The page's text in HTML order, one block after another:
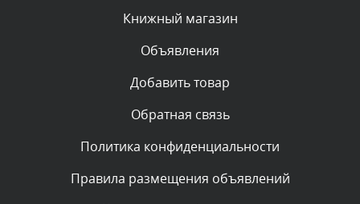
Комментарий проверяется
Текст комментария будет виден после проверки
администратором.
Комментарий проверяется
администратором.
Книжный магазин
Объявления
Добавить товар
Обратная связь
Политика конфиденциальности
Правила размещения объявлений